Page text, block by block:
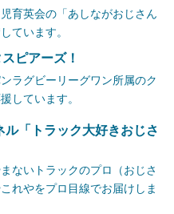
育英会の「あしながおじさん
ています。
ピアーズ！
ラグビーリーグワン所属のク
しています。
「トラック大好きおじさ
ないトラックのプロ（おじさ
れやをプロ目線でお届けしま